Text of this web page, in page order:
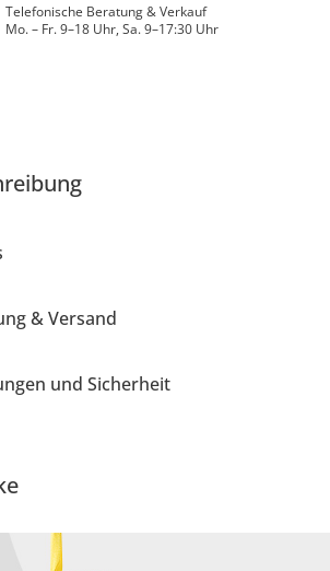
Telefonische Beratung & Verkauf
Mo. – Fr. 9–18 Uhr, Sa. 9–17:30 Uhr
& Versand
und Sicherheit